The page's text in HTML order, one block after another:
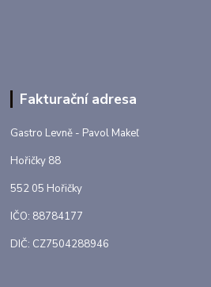
Fakturační adresa
Gastro Levně - Pavol Makeľ
Hořičky 88
552 05 Hořičky
IČO: 88784177
DIČ: CZ7504288946